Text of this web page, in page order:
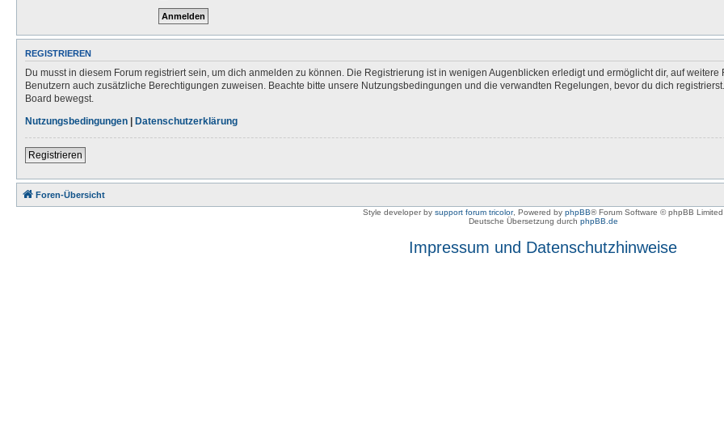
REGISTRIEREN
Du musst in diesem Forum registriert sein, um dich anmelden zu können. Die Registrierung ist in wenigen Augenblicken erledigt und ermöglicht dir, auf
Benutzern auch zusätzliche Berechtigungen zuweisen. Beachte bitte unsere Nutzungsbedingungen und die verwandten Regelungen, bevor du dich
Board bewegst.
Nutzungsbedingungen | Datenschutzerklärung
Registrieren
Foren-Übersicht
Style developer by support forum tricolor, Powered by phpBB® Forum Software © phpBB Limited
Deutsche Übersetzung durch phpBB.de
Impressum und Datenschutzhinweise